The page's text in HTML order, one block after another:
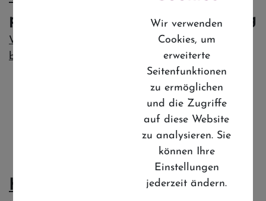
psychotherapeutische Behandlung
Was wird alles an offiziellen Dokumenten
benötigt...
Kinder- und Jugendnetzwerk
Wir verwenden
Cookies, um
erweiterte
Seitenfunktionen
zu ermöglichen
und die Zugriffe
auf diese Website
zu analysieren. Sie
können Ihre
Einstellungen
jederzeit ändern.